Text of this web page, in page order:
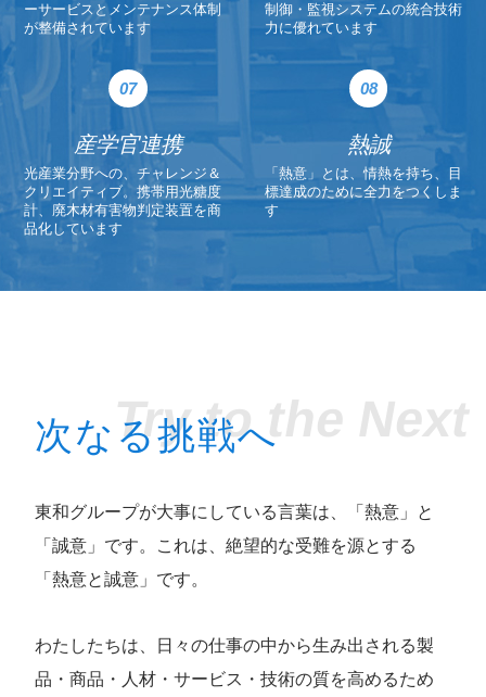
ーサービスとメンテナンス体制
が整備されています
制御・監視システムの統合技術
力に優れています
産学官連携
光産業分野への、チャレンジ＆
クリエイティブ。携帯用光糖度
計、廃木材有害物判定装置を商
品化しています
熱誠
「熱意」とは、情熱を持ち、目
標達成のために全力をつくしま
す
次なる挑戦へ
Try to the Next
東和グループが大事にしている言葉は、「熱意」と
「誠意」です。これは、絶望的な受難を源とする
「熱意と誠意」です。
わたしたちは、日々の仕事の中から生み出される製
品・商品・人材・サービス・技術の質を高めるため